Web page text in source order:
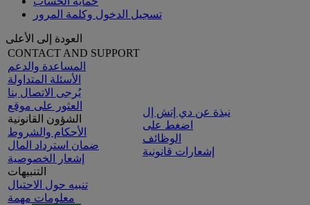
تسجيل الدخول وكلمة المرور
العودة إلى الأعلى
CONTACT AND SUPPORT
المساعدة والدعم
الأسئلة المتداولة
يُرجى الاتصال بنا
العثور على موقع
الشؤون القانونية
الأحكام والشروط
ضمان استرداد المال
إشعار الخصوصية
التنبيهات
تنبيه حول الاحتيال
معلومات مهمة
نبذة عن دي إتش إل
اضغط على
الوظائف
إشعارات قانونية